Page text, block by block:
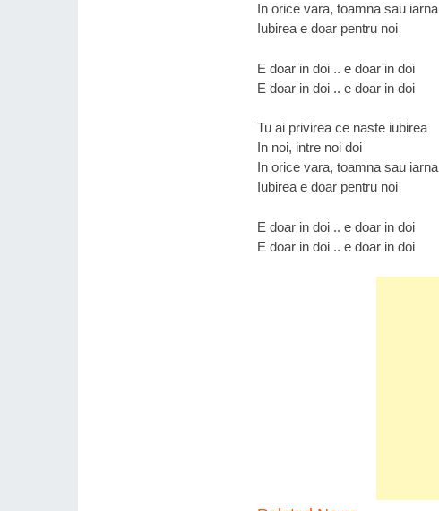
In orice vara, toamna sau iarna
Iubirea e doar pentru noi
E doar in doi .. e doar in doi
E doar in doi .. e doar in doi
Tu ai privirea ce naste iubirea
In noi, intre noi doi
In orice vara, toamna sau iarna
Iubirea e doar pentru noi
E doar in doi .. e doar in doi
E doar in doi .. e doar in doi